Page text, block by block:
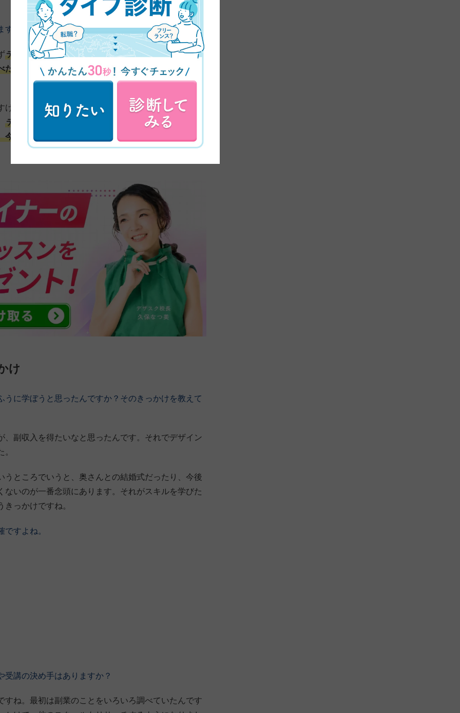
。この45日間、まってぃーさんはいかがでしたか？
デザスクで学んだことが本業にも活きています。結論
うえで「こういう理由で分からないんですけど」と
ど、そういうことを意識していたら、上司からも
デザインだけじゃなくて、ビジネスにおいてすごく大
後も活かしていければ、と思います。
け
に学ぼうと思ったんですか？そのきっかけを教えて
副収入を得たいなと思ったんです。それでデザイン
ところでいうと、奥さんとの結婚式だったり、今後
いのが一番念頭にあります。それがスキルを学びた
っかけですね。
すよね。
受講の決め手はありますか？
ね。最初は副業のことをいろいろ調べていたんです